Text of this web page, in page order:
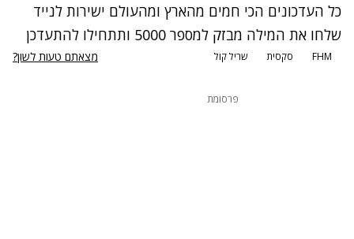
כל העדכונים הכי חמים מהארץ ומהעולם ישירות לנייד
שלחו את המילה מבזק למספר 5000 ותתחילו להתעדכן
FHM סקסית שריל קול מצאתם טעות לשון?
פרסומת